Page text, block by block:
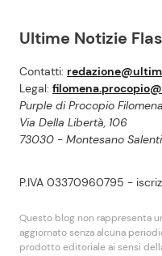
Ultime Notizie
Contatti:
Legal:
Purple di Procopio Filomena
Via Della Libertà, 106
73030 - Montesano
P.IVA 03370960795 -
Questo blog non rappresenta
aggiornato senza alcuna
prodotto editoriale ai sensi